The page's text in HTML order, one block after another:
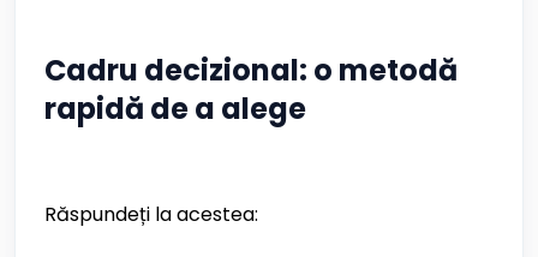
Cadru decizional: o metodă
rapidă de a alege
Răspundeți la acestea: